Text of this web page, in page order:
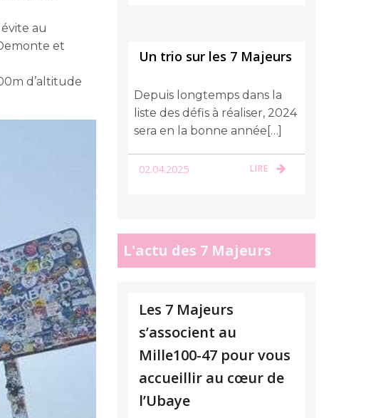
au
et
d’altitude
Un trio sur les 7 Majeurs
Depuis longtemps dans la
liste des défis à réaliser, 2024
sera en la bonne année[…]
02.04.2025 LIRE
L'actu des 7 Majeurs
Les 7 Majeurs
s’associent au
Mille100-47 pour vous
accueillir au cœur de
l’Ubaye